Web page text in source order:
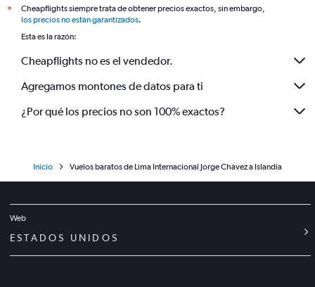
*
Cheapflights siempre trata de obtener precios exactos, sin embargo,
los precios no están garantizados.
Esta es la razón:
Cheapflights no es el vendedor.
Agregamos montones de datos para ti
¿Por qué los precios no son 100% exactos?
Inicio Vuelos baratos de Lima Internacional Jorge Chávez a Islandia
Web
ESTADOS UNIDOS